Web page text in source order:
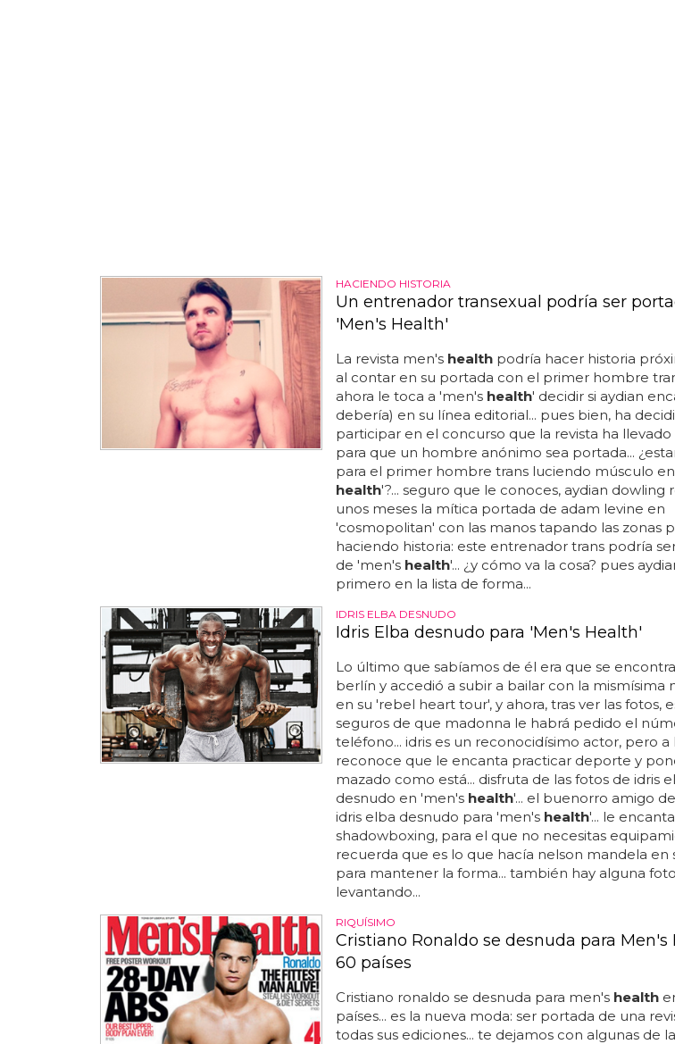
HACIENDO HISTORIA
Un entrenador transexual podría ser
'Men's Health'
La revista men's healthpodría hacer historia
al contar en su portada con el primer hombre
ahora le toca a 'men's health' decidir si aydian
debería) en su línea editorial... pues bien, ha
participar en el concurso que la revista ha llevado
para que un hombre anónimo sea portada...
para el primer hombre trans luciendo músculo
health'?... seguro que le conoces, aydian dowling
unos meses la mítica portada de adam levine en
'cosmopolitan' con las manos tapando las zonas
haciendo historia: este entrenador trans podría
de 'men's health'... ¿y cómo va la cosa? pues
primero en la lista de forma...
IDRIS ELBA DESNUDO
Idris Elba desnudo para 'Men's Health'
Lo último que sabíamos de él era que se
berlín y accedió a subir a bailar con la mismísima
en su 'rebel heart tour', y ahora, tras ver las fotos,
seguros de que madonna le habrá pedido el
teléfono... idris es un reconocidísimo actor, pero a
reconoce que le encanta practicar deporte y
mazado como está... disfruta de las fotos de idris
desnudo en 'men's health'... el buenorro amigo
idris elba desnudo para 'men's health'... le
shadowboxing, para el que no necesitas
recuerda que es lo que hacía nelson mandela en
para mantener la forma... también hay alguna
levantando...
RIQUÍSIMO
Cristiano Ronaldo se desnuda para Men's
60 países
Cristiano ronaldo se desnuda para men's health
países... es la nueva moda: ser portada de una
todas sus ediciones... te dejamos con algunas de